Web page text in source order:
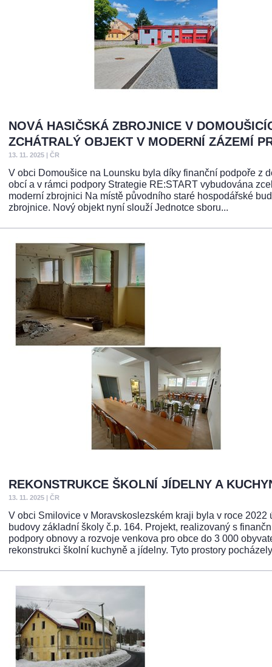
NOVÁ HASIČSKÁ ZBROJNICE V
ZCHÁTRALÝ OBJEKT V MODERNÍ ZÁZEMÍ
13. 11. 2025 | ČR
V obci Domoušice na Lounsku byla díky finanční podpoře z
obcí a v rámci podpory Strategie RE:START vybudována
moderní zbrojnici Na místě původního staré hospodářské
zbrojnice. Nový objekt nyní slouží Jednotce sboru...
REKONSTRUKCE ŠKOLNÍ JÍDELNY A
13. 11. 2025 | ČR
V obci Smilovice v Moravskoslezském kraji byla v roce
budovy základní školy č.p. 164. Projekt, realizovaný s
podpory obnovy a rozvoje venkova pro obce do 3 000
rekonstrukci školní kuchyně a jídelny. Tyto prostory